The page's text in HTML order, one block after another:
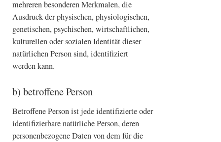
mehreren besonderen Merkmalen, die
Ausdruck der physischen, physiologischen,
genetischen, psychischen, wirtschaftlichen,
kulturellen oder sozialen Identität dieser
natürlichen Person sind, identifiziert
werden kann.
b) betroffene Person
Betroffene Person ist jede identifizierte oder
identifizierbare natürliche Person, deren
personenbezogene Daten von dem für die